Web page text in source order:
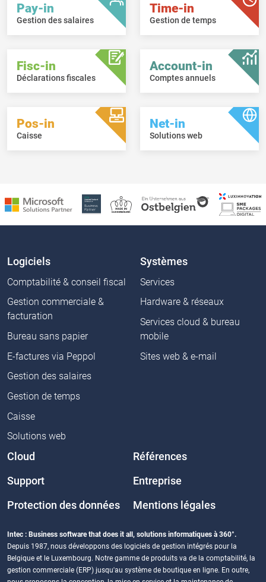
Pay-in
Gestion des salaires
Time-in
Gestion de temps
Fisc-in
Déclarations fiscales
Account-in
Comptes annuels
Pos-in
Caisse
Net-in
Solutions web
Logiciels
Comptabilité & conseil fiscal
Gestion commerciale &
facturation
Bureau sans papier
E-factures via Peppol
Gestion des salaires
Gestion de temps
Caisse
Solutions web
Systèmes
Services
Hardware & réseaux
Services cloud & bureau
mobile
Sites web & e-mail
Cloud Références
Support Entreprise
Protection des données Mentions légales
Intec : Business software that does it all, solutions informatiques à 360°.
Depuis 1987, nous développons des logiciels de gestion intégrés pour la
Belgique et le Luxembourg. Notre gamme de produits va de la comptabilité, la
gestion commerciale (ERP) jusqu'au système de boutique en ligne. En outre,